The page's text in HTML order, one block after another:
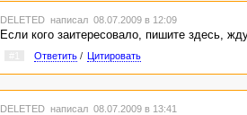
DELETED написал 08.07.2009 в 12:09
Если кого заитересовало, пишите здесь,
Ответить/ Цитировать
DELETED написал 08.07.2009 в 13:41